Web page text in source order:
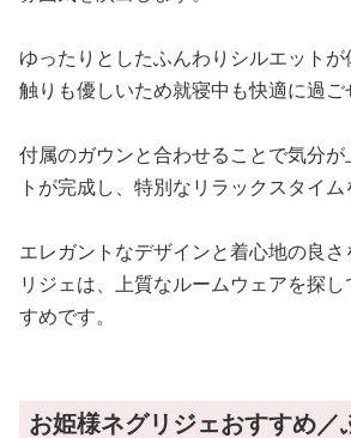
ゆったりとしたふんわりシルエット
触りも優しいため就寝中も快適に過ご
付属のガウンと合わせることで気分
トが完成し、特別なリラックスタイム
エレガントなデザインと着心地の良
リジェは、上質なルームウェアを探
すめです。
お姫様ネグリジェおすすめ／